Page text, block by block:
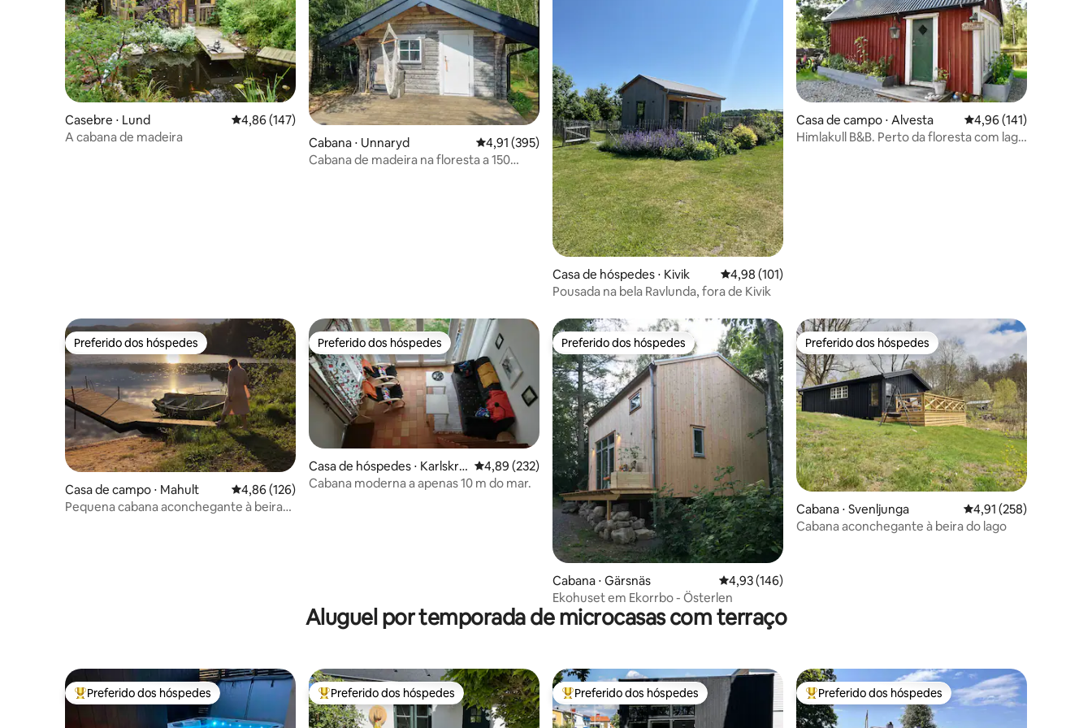
Casebre ⋅ Lund 4,86 de uma avaliação média de 5, 147 avaliações
4,86 (147)
A cabana de madeira
Cabana ⋅ Unnaryd 4,91 de uma avaliação média de 5, 395 avaliações
4,91 (395)
Cabana de madeira na floresta a 150
Casa de hóspedes ⋅ Kivik 4,98 de uma avaliação média de 5, 101 avaliações
4,98 (101)
Pousada na bela Ravlunda, fora de Kivik
Casa de campo ⋅ Alvesta 4,96 de uma avaliação
4,96 (141)
Himlakull B&B. Perto da floresta com lago
Preferido dos hóspedes
Preferido dos hóspedes
Casa de campo ⋅ Mahult 4,86 de uma avaliação média de 5, 126 avaliações
4,86 (126)
Pequena cabana aconchegante à beira
Preferido dos hóspedes
Preferido dos hóspedes
Casa de hóspedes ⋅ Karlskro
na
4,89 de uma avaliação média de 5, 232 avaliações
4,89 (232)
Cabana moderna a apenas 10 m do mar.
Preferido dos hóspedes
Preferido dos hóspedes
Cabana ⋅ Gärsnäs 4,93 de uma avaliação média de 5, 146 avaliações
4,93 (146)
Ekohuset em Ekorrbo - Österlen
Preferido dos hóspedes
Preferido dos hóspedes
Cabana ⋅ Svenljunga 4,91 de uma avaliação
4,91 (258)
Cabana aconchegante à beira do lago
Aluguel por temporada de microcasas com terraço
Entre os melhores preferidos dos hóspedes
Preferido dos hóspedes Entre os melhores preferidos dos hóspedes
Preferido dos hóspedes Entre os melhores preferidos dos hóspedes
Preferido dos hóspedes Entre os melhores preferidos dos hóspedes
Preferido dos hóspedes